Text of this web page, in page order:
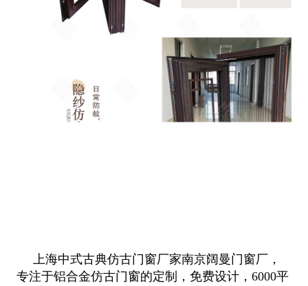
上海中式古典仿古门窗厂家南京阔曼门窗厂，
专注于铝合金仿古门窗的定制，免费设计，6000平